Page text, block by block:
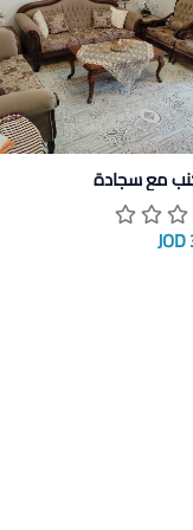
طقم كنب مع سجادة
مع سجادة